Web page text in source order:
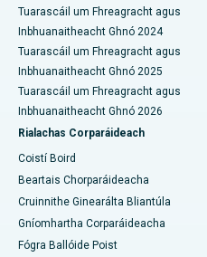
Ospidéal is Fearr i
An tOspidéal is Fearr i Waltair
An tOspidéal is Fearr i
Ospidéal is Fearr i Managari,
An tOspidéal is Fearr in
An tOspidéal is Fearr i
Ospidéal is Fearr i Jayanagar,
Tuarascáil um Fhreagracht agus
Inbhuanaitheacht Ghnó 2024
Tuarascáil um Fhreagracht agus
Inbhuanaitheacht Ghnó 2025
Tuarascáil um Fhreagracht agus
Inbhuanaitheacht Ghnó 2026
Rialachas Corparáideach
Coistí Boird
Beartais Chorparáideacha
Cruinnithe Ginearálta Bliantúla
Gníomhartha Corparáideacha
Fógra Ballóide Poist